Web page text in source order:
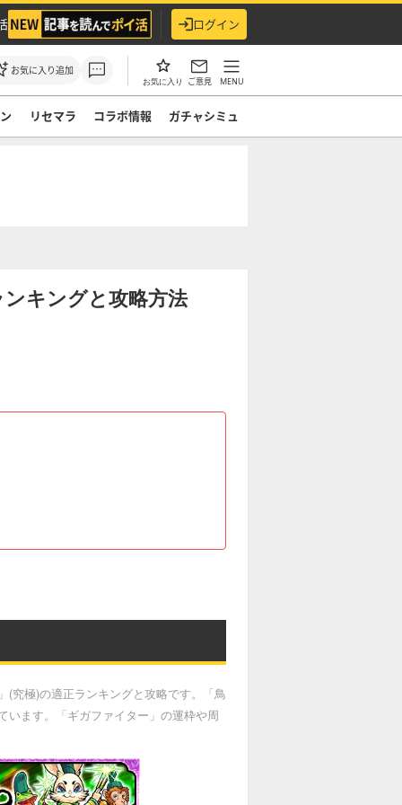
ログイン
お気に入り追加
お気に入り ご意見 MENU
リセマラ コラボ情報 ガチャシミュ
キングと攻略方法
(究極)の適正ランキングと攻略です。「鳥
います。「ギガファイター」の運枠や周